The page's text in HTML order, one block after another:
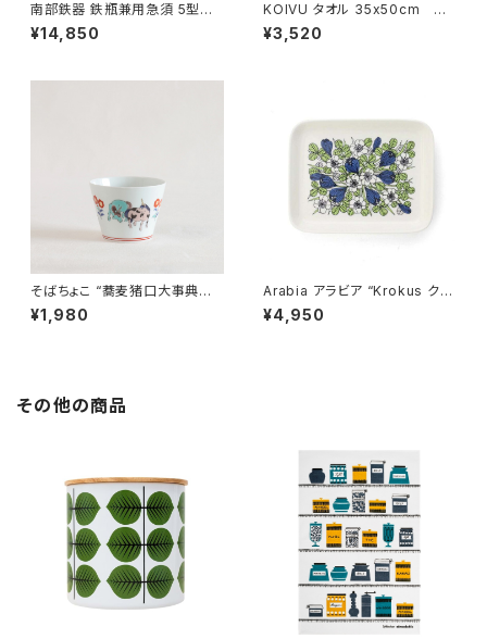
南部鉄器 鉄瓶兼用急須 5型新
アラレ IH対応 / 岩鋳
¥14,850
KOIVU タオル 35x50cm
／ LAPUAN KANKURIT（ラ
プアン カンクリ）
¥3,520
そばちょこ “蕎麦猪口大事典
色絵 ユニコーン” 波佐見焼
¥1,980
Arabia アラビア “Krokus クロ
ッカス” プレート 15x19cm
¥4,950
その他の商品